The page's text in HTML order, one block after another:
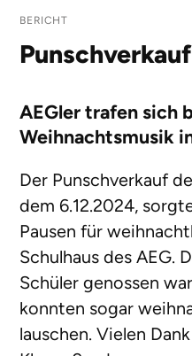
BERICHT
AEGler trafen sich
Weihnachtsmusik
Der Punschverkauf
dem 6.12.2024,
Pausen für
Schulhaus des AEG.
Schüler genossen
konnten sogar
lauschen. Vielen